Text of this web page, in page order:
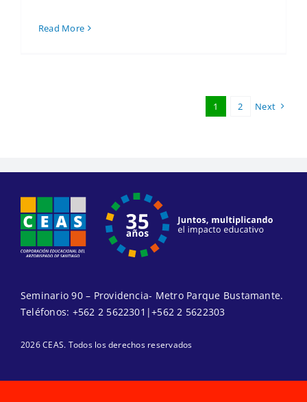
Read More
1 2 Next
Seminario 90 – Providencia- Metro Parque Bustamante.
Teléfonos: +562 2 5622301 |+562 2 5622303
2026 CEAS. Todos los derechos reservados